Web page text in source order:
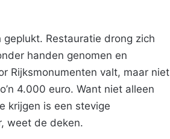
Restauratie drong zich
handen genomen en
Rijksmonumenten valt, maar niet
4.000 euro. Want niet alleen
krijgen is een stevige
weet de deken.